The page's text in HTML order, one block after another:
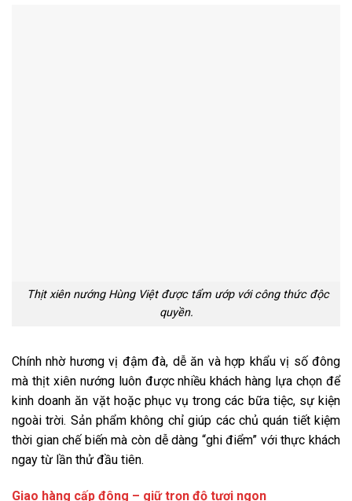
Thịt xiên nướng Hùng Việt được tẩm ướp với công thức độc
quyền.
Chính nhờ hương vị đậm đà, dễ ăn và hợp khẩu vị số đông
mà thịt xiên nướng luôn được nhiều khách hàng lựa chọn để
kinh doanh ăn vặt hoặc phục vụ trong các bữa tiệc, sự kiện
ngoài trời. Sản phẩm không chỉ giúp các chủ quán tiết kiệm
thời gian chế biến mà còn dễ dàng “ghi điểm” với thực khách
ngay từ lần thử đầu tiên.
Giao hàng cấp đông – giữ trọn độ tươi ngon